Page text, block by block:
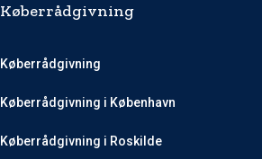
Køberrådgivning
Køberrådgivning
Køberrådgivning i København
Køberrådgivning i Roskilde